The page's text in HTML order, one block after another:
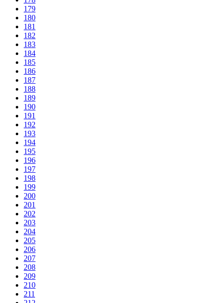
179
180
181
182
183
184
185
186
187
188
189
190
191
192
193
194
195
196
197
198
199
200
201
202
203
204
205
206
207
208
209
210
211